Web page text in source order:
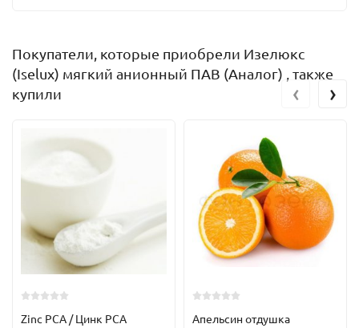
Покупатели, которые приобрели Изелюкс
(Iselux) мягкий анионный ПАВ (Аналог) , также
купили
Zinc PCA / Цинк PCA Апельсин отдушка
‹ ›